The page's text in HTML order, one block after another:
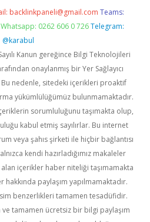
backlinkpaneli@gmail.com Teams:
Whatsapp: 0262 606 0 726 Telegram:
@karabul
Kanun gereğince Bilgi Teknolojileri
onaylanmış bir Yer Sağlayıcı
nedenle, sitedeki içerikleri proaktif
yükümlülüğümüz bulunmamaktadır.
sorumluluğunu taşımakta olup,
kabul etmiş sayılırlar. Bu internet
veya şahıs şirketi ile hiçbir bağlantısı
kendi hazırladığımız makaleler
içerikler haber niteliği taşımamakta
paylaşım yapılmamaktadır.
benzerlikleri tamamen tesadüfidir.
ve tamamen ücretsiz bir bilgi paylaşım